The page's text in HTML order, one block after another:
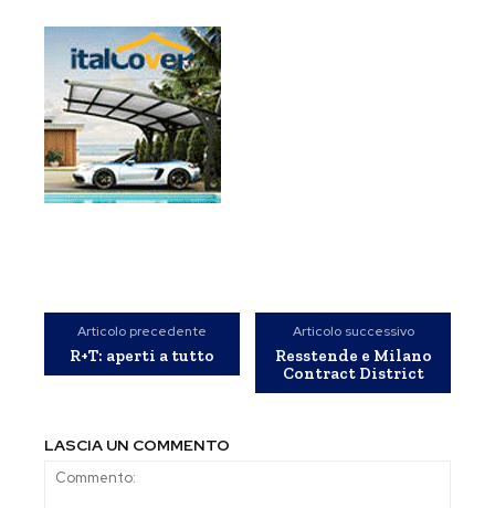
Articolo precedente
R+T: aperti a tutto
Articolo successivo
Resstende e Milano
Contract District
LASCIA UN COMMENTO